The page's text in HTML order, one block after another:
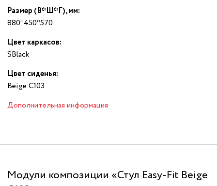
Размер (В*Ш*Г), мм:
880*450*570
Цвет каркасов:
SBlack
Цвет сиденья:
Beige С103
Дополнительная информация
Модули композиции «Стул Easy-Fit Beige